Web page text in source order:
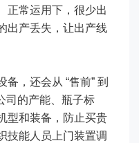
正常运用下，很少出
出产丢失，让出产线
，还会从 “售前” 到
司的产能、瓶子标
型和装备，防止买贵
技能人员上门装置调